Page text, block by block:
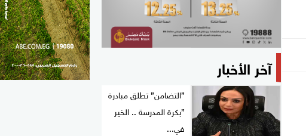
آخر الأخبار
”التضامن” تطلق مبادرة
”بكرة المدرسة .. الخير
في...